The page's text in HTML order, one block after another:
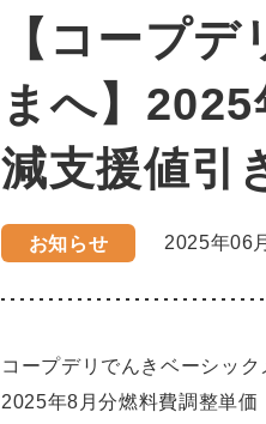
【コープ
まへ】
減支援値引
お知らせ 2025年06
コープデリでんきベーシッ
2025年8月分燃料費調整単